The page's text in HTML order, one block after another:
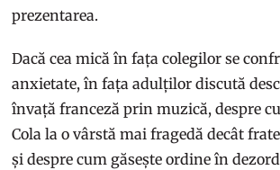
prezentarea.
Dacă cea mică în fața colegilor se
anxietate, în fața adulților discută
învață franceză prin muzică, despre
Cola la o vârstă mai fragedă decât
și despre cum găsește ordine în